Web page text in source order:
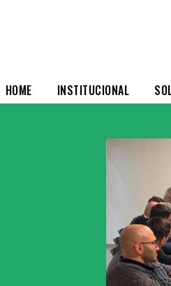
HOME INSTITUCIONAL